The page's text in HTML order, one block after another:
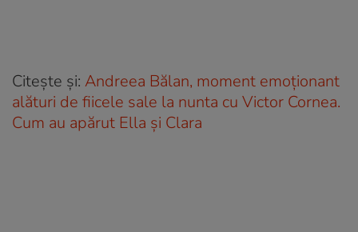
Citește și: Andreea Bălan, moment emoționant
alături de fiicele sale la nunta cu Victor Cornea.
Cum au apărut Ella și Clara